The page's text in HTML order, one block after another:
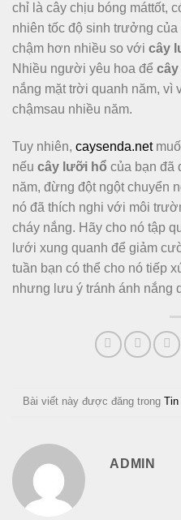
chỉ là cây chịu bóng máttốt,
nhiên tốc độ sinh trưởng của
chậm hơn nhiều so với cây
Nhiều người yêu hoa để
nắng mặt trời quanh năm, vì
chậmsau nhiều năm.
Tuy nhiên, caysenda.net
nếu cây lưỡi hổ của bạn đã
năm, đừng đột ngột chuyển
nó đã thích nghi với môi
cháy nắng. Hãy cho nó tập
lưới xung quanh để giảm
tuần bạn có thể cho nó tiếp
nhưng lưu ý tránh ánh nắng
Bài viết này được đăng trong
ADMIN